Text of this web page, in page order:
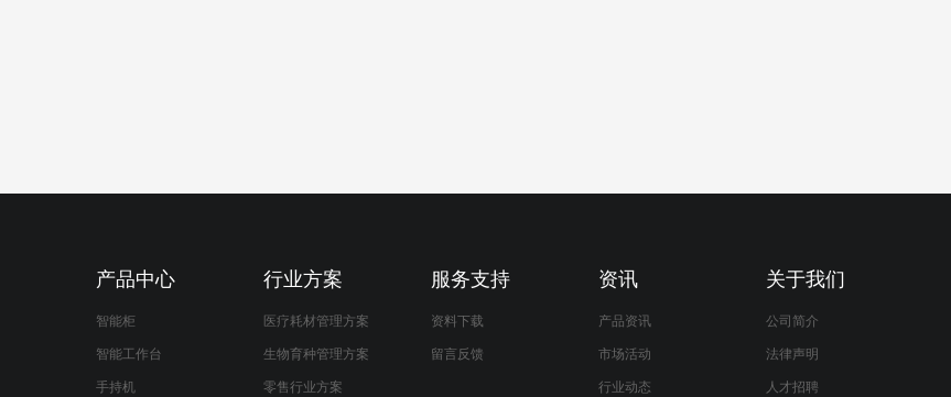
产品中心
智能柜
智能工作台
手持机
行业方案
医疗耗材管理方案
生物育种管理方案
零售行业方案
服务支持
资料下载
留言反馈
资讯
产品资讯
市场活动
行业动态
关于我们
公司简介
法律声明
人才招聘